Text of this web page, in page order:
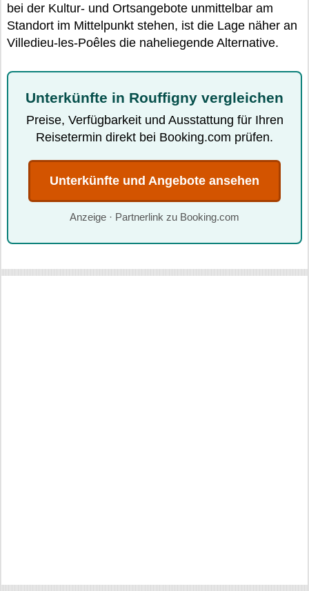
bei der Kultur- und Ortsangebote unmittelbar am
Standort im Mittelpunkt stehen, ist die Lage näher an
Villedieu-les-Poêles die naheliegende Alternative.
Unterkünfte in Rouffigny vergleichen
Preise, Verfügbarkeit und Ausstattung für Ihren
Reisetermin direkt bei Booking.com prüfen.
Unterkünfte und Angebote ansehen
Anzeige · Partnerlink zu Booking.com